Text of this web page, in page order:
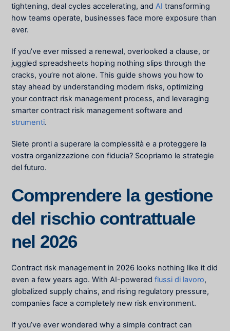
tightening, deal cycles accelerating, andAI transforming
how teams operate, businesses face more exposure than
ever.
If you’ve ever missed a renewal, overlooked a clause, or
juggled spreadsheets hoping nothing slips through the
cracks, you’re not alone. This guide shows you how to
stay ahead by understanding modern risks, optimizing
your contract risk management process, and leveraging
smarter contract risk management software and
strumenti.
Siete pronti a superare la complessità e a proteggere la
vostra organizzazione con fiducia? Scopriamo le strategie
del futuro.
Comprendere la gestione
del rischio contrattuale
nel 2026
Contract risk management in 2026 looks nothing like it did
even a few years ago. With AI-poweredflussi di lavoro,
globalized supply chains, and rising regulatory pressure,
companies face a completely new risk environment.
If you’ve ever wondered why a simple contract can